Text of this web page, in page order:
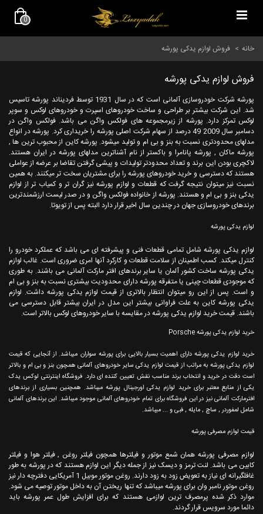
0
خانه > فروش لوازم یدکی پورشه
فروش لوازم یدکی پورشه
پورشه شرکت خودروسازی آلمانی است که در سال 1931 توسط فردیناند پورشه تاسیس
شد. این شرکت بیشتر بر طراحی و ساخت خودروهای اسپرت و خودروهای لوکس و سوپر
لوکس تمرکز دارد. پورشه از زیرمجموعه های فولکس واگن می باشد. فولکس واگن در
دسامبر سال 2009 49 درصد از سهام شرکت اصلی پورشه را خریداری کرد. پورشه در انواع
مدلهای محدودتری نسبت به بنز و بی ام و تولید میشود. پورشه کاین از محبوب ترین ها ,
پورشه ماکان , پورشه پانامرا و باکستر از نام آشناترین مدلهای پورشه در ایران هستند.
لاکچری بودن این برند و تعداد محدودتر تولیدات و پیشی گرفتن تقاضا بر عرضه از عواملی
هستند که دسترسی و خرید خودروهای پورشه را برای مشتریان سخت تر میکنند. به همین
نسبت نیز میتوان نتیجه گرفت که قطعات و لوازم پورشه نیز گران تر و کمیاب تر از لوازم
یدکی بنز و بی ام و هستند. پورشه از خانواده فولکس واگن و در صدر لیست ارزشمندترین
برندهای خودروسازی جهان در چندین سال اخیر قرار دارد البته پس از تویوتا.
لوازم یدکی پورشه
لوازم یدکی پورشه شامل تمامی قطعات فنی و پیشرفته ای می باشد که عملکرد خودرو را
کنترل میکند. کسب اطمینان از سلامت قطعات و کارکرد آنها امری ضروری است. غالب لوازم
یدکی پورشه ساخت کشور آلمان یا سایر برندهای افتر مارکت آلمانی می باشند. به طوری
که موجودی قطعات چینی یا متفرقه پورشه دارای محدودیت بیشتری نسبت به بنز و بی ام
و است. پس از این رو میتوان انتظار بالاتری از قیمت لوازم یدکی پورشه داشت. لوازم
یدکی پورشه کاین به علت فراوانی بیشتر این مدل در ایران بیشتر قابل دسترسی می
باشند. قیمت خرید لوازم یدکی پورشه در مقایسه با سایر خودروهای لوکس بالاتر است.
خرید لوازم یدکی پورشه Porsche
خرید لوازم یدکی پورشه دارای اهمیت بسیار بالایی برای پورشه سواران میباشد. از آنجایی که قیمت
لوازم یدکی پورشه به مراتب از قیمت لوازم یدکی سایر خودروهای آلمانی همچون بنز و بی ام و بالاتر
است دقت در خرید و انتخاب برند مناسب نقش تعیین کننده ای دارد. فروشگاه اینترنتی لوکس یدک
یکی از منابع معتبر برای خرید لوازم یدکی اورجینال پورشه میباشد. همچنین بسیاری از برندهای
افترمارکت آلمانی نیز در این فروشگاه برای تمام خودروهای آلمانی موجود میباشد. این برندهای آلمانی
شامل لمفوردر , ساچ , مایله , فبی و ... میباشد.
قیمت لوازم مصرفی پورشه
لوازم مصرفی پورشه همان شمع موتور و فیلترها همچون فیلتر روغن , فیلتر هوا و فیلتر
کابین می باشد. لنت ترمز و دیسک نیز از جمله دیگر این لوازم هستند که در پورشه به طور
غافلگیرانه ای نیاز به تعویض زود به زود دارند. روغن موتور موبیل 1 آمریکایی دفترچه دار نیز
روغن موتور نامبر وان برای پورشه میباشد که تنها ریختن آن به داخل موتور توصیه می شود.
موارد ذکر شده پرمصرف ترین لوازمی هستند که برای افزایش طول عمر پورشه باید
دائما مورد سرویس قرار گردند.